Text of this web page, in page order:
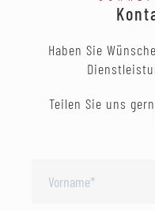
Haben Sie
Teilen Sie uns